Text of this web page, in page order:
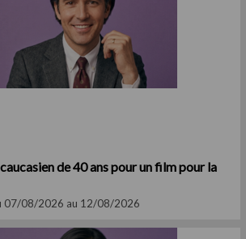
de 40 ans pour un film pour la
07/08/2026 au 12/08/2026